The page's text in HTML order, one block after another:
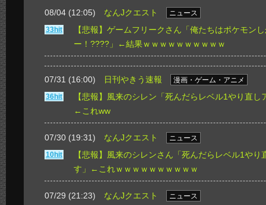
08/04 (12:05) なんJクエスト
ニュース
33hit
【悲報】ゲームフリークさん「俺たちはポケモン
ー！????」←結果ｗｗｗｗｗｗｗｗｗｗ
07/31 (16:00) 日刊やきう速報
漫画・ゲーム・アニメ
36hit
【悲報】風来のシレン「死んだらレベル1やり直
←これww
07/30 (19:31) なんJクエスト
ニュース
10hit
【悲報】風来のシレンさん「死んだらレベル1や
す」←これｗｗｗｗｗｗｗｗｗｗ
07/29 (21:23) なんJクエスト
ニュース